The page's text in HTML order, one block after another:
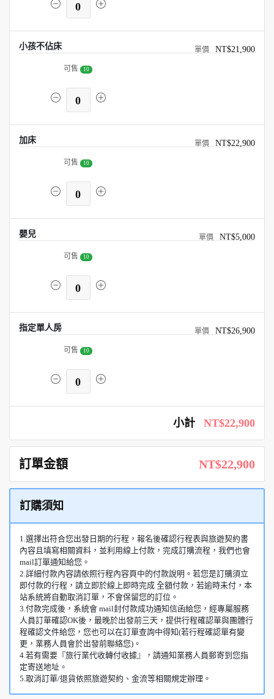
0
小孩不佔床 NT$21,900
可售 10
0
加床 NT$22,900
可售 10
0
嬰兒 NT$5,000
可售 10
0
指定單人房 NT$26,900
可售 10
0
小計 NT$22,900
訂單金額 NT$22,900
訂購須知
1.選擇出符合您出發日期的行程，報名後確認行程表與旅遊契約書
內容且填寫相關資料，並利用線上付款，完成訂購流程，我們也會
mail訂單通知給您。
2.詳細付款內容請依照行程內容頁中的付款說明。若您是訂購須立
即付款的行程，請立即於線上即時完成 全額付款，若逾時未付，本
站系統將自動取消訂單，不會保留您的訂位。
3.付款完成後，系統會 mail封付款成功通知信函給您，經專屬服務
人員訂單確認OK後，最晚於出發前三天，提供行程確認單與團體行
程確認文件給您，您也可以在訂單查詢中得知(若行程確認單有變
更，業務人員會於出發前聯絡您)。
4.若有需要『旅行業代收轉付收據』，請通知業務人員郵寄到您指
定寄送地址。
5.取消訂單/退貨依照旅遊契約、金流等相關規定辦理。